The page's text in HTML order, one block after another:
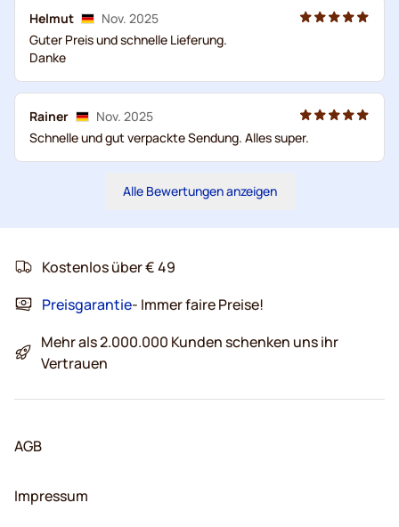
Helmut
Nov. 2025
Guter Preis und schnelle Lieferung.
Danke
Rainer
Nov. 2025
Schnelle und gut verpackte Sendung. Alles super.
Alle Bewertungen anzeigen
Kostenlos über € 49
Preisgarantie- Immer faire Preise!
Mehr als 2.000.000 Kunden schenken uns ihr
Vertrauen
AGB
Impressum